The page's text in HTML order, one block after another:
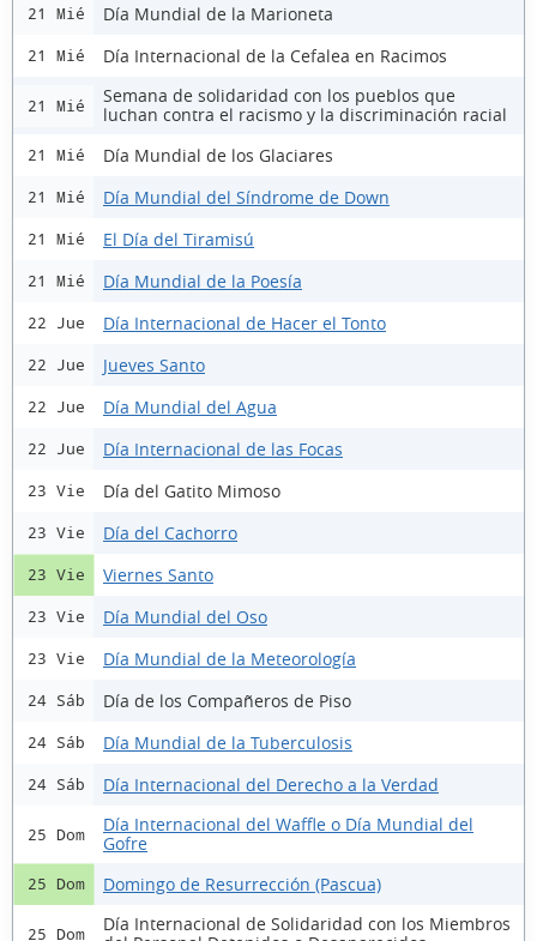
21 Mié Día Mundial de la Marioneta
21 Mié Día Internacional de la Cefalea en Racimos
21 Mié
Semana de solidaridad con los pueblos que
luchan contra el racismo y la discriminación racial
21 Mié Día Mundial de los Glaciares
21 Mié Día Mundial del Síndrome de Down
21 Mié El Día del Tiramisú
21 Mié Día Mundial de la Poesía
22 Jue Día Internacional de Hacer el Tonto
22 Jue Jueves Santo
22 Jue Día Mundial del Agua
22 Jue Día Internacional de las Focas
23 Vie Día del Gatito Mimoso
23 Vie Día del Cachorro
23 Vie Viernes Santo
23 Vie Día Mundial del Oso
23 Vie Día Mundial de la Meteorología
24 Sáb Día de los Compañeros de Piso
24 Sáb Día Mundial de la Tuberculosis
24 Sáb Día Internacional del Derecho a la Verdad
25 Dom
Día Internacional del Waffle o Día Mundial del
Gofre
25 Dom Domingo de Resurrección (Pascua)
25 Dom
Día Internacional de Solidaridad con los Miembros